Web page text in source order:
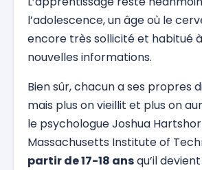
l’adolescence, un âge où le
encore très sollicité et habitué
nouvelles informations.
Bien sûr, chacun a ses propres
mais plus on vieillit et plus on
le psychologue Joshua
Massachusetts Institute of
partir de 17-18 ansqu’il